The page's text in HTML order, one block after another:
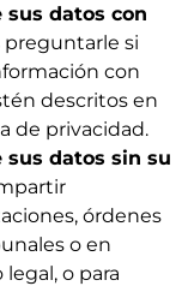
sus datos con
preguntarle si
con
descritos en
de privacidad.
sus datos sin su
órdenes
o en
o para